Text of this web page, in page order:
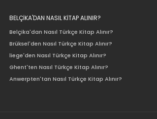
BELÇİKA'DAN NASIL KİTAP ALINIR?
Belçika'dan Nasıl Türkçe Kitap Alınır?
Brüksel'den Nasıl Türkçe Kitap Alınır?
liege'den Nasıl Türkçe Kitap Alınır?
Ghent'ten Nasıl Türkçe Kitap Alınır?
Anwerpten'tan Nasıl Türkçe Kitap Alınır?